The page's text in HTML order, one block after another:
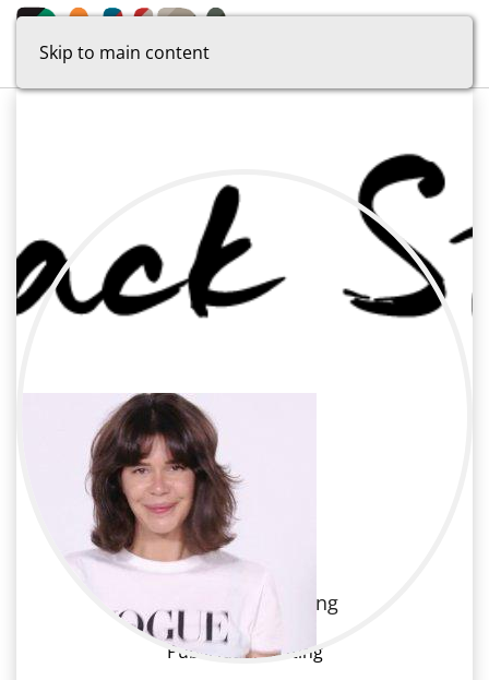
Skip to main content
Laura Pinel
Publicidad | Casting
Publicidad, Casting